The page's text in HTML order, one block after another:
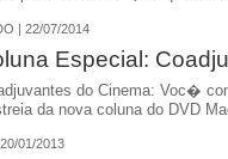
| 22/07/2014
Especial:
do Cinema: Voc�
da nova coluna do DVD
01/2013